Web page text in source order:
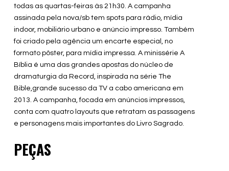
todas as quartas-feiras às 21h30. A campanha
assinada pela nova/sb tem spots para rádio, mídia
indoor, mobiliário urbano e anúncio impresso. Também
foi criado pela agência um encarte especial, no
formato pôster, para mídia impressa. A minissérie A
Bíblia é uma das grandes apostas do núcleo de
dramaturgia da Record, inspirada na série The
Bible,grande sucesso da TV a cabo americana em
2013. A campanha, focada em anúncios impressos,
conta com quatro layouts que retratam as passagens
e personagens mais importantes do Livro Sagrado.
PEÇAS